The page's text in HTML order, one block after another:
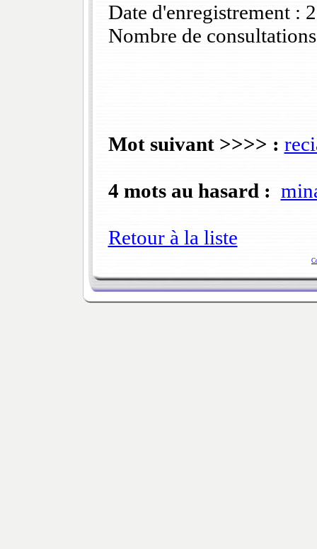
Date d'enregistrement :
Nombre de
Mot suivant >>>> :
4 mots au hasard :
Retour à la liste